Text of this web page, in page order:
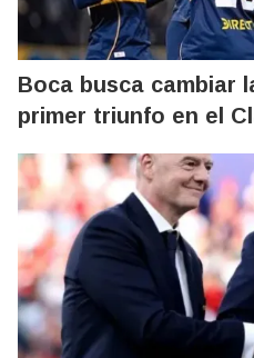
Boca busca cambiar
primer triunfo en el